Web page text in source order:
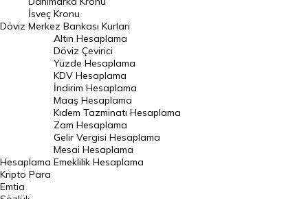
Kanada Doları Kuru
Norveç Kronu Kuru
İsveç Kronu Kuru
Japon Yeni Kuru
Serbest Piyasa Döviz Kurları
Merkez Bankası Döviz Kurları
Altın Fiyatları
Gram Altın Fiyatı
Döviz
İsveç Kronu
Merkez Bankası Kurlari
Hesaplama
Altın Hesaplama
Döviz Çevirici
Yüzde Hesaplama
KDV Hesaplama
İndirim Hesaplama
Maaş Hesaplama
Kıdem Tazminatı Hesaplama
Zam Hesaplama
Gelir Vergisi Hesaplama
Mesai Hesaplama
Emeklilik Hesaplama
Kripto Para
Emtia